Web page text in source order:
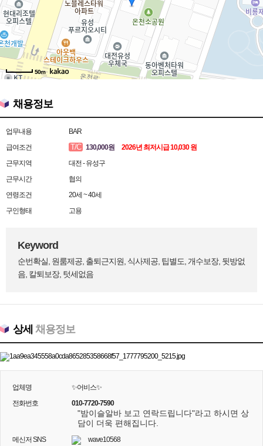
50m
채용정보
업무내용
BAR
급여조건
T/C 130,000원
2026년 최저시급 10,030 원
근무지역
대전 - 유성구
근무시간
협의
연령조건
20세 ~ 40세
구인형태
고용
Keyword
순번확실, 원룸제공, 출퇴근지원, 식사제공, 팁별도, 개수보장, 뒷방없
음, 칼퇴보장, 텃세없음
상세 채용정보
업체명
✨어비스✨
전화번호
010-7720-7590
"밤이슬알바 보고 연락드립니다"라고 하시면 상
담이 더욱 편해집니다.
메신저 SNS
wave10568